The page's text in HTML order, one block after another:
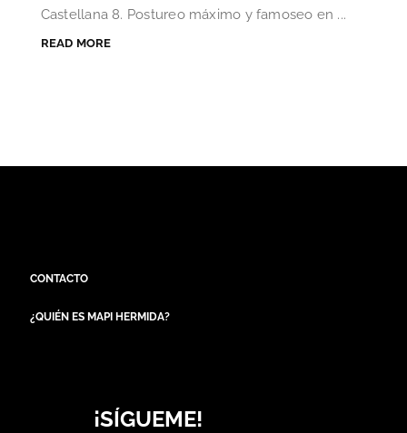
Castellana 8. Postureo máximo y famoseo en ...
READ MORE
CONTACTO
¿QUIÉN ES MAPI HERMIDA?
¡SÍGUEME!